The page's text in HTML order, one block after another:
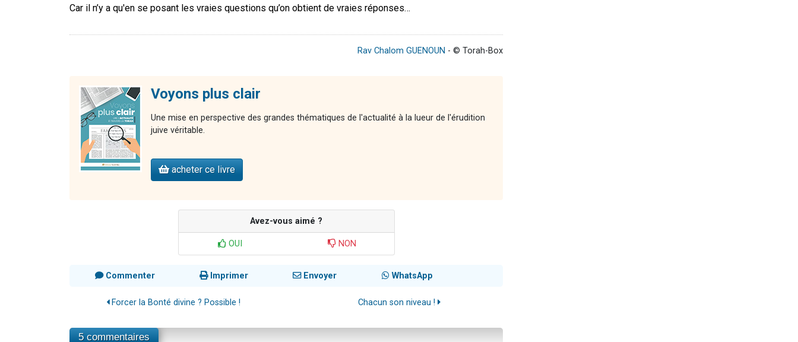
Car il n’y a qu'en se posant les vraies questions qu’on obtient de vraies réponses…
Rav Chalom GUENOUN - © Torah-Box
Voyons plus clair
Une mise en perspective des grandes thématiques de l'actualité à la lueur de l'érudition
juive véritable.
acheter ce livre
Avez-vous aimé ?
OUI NON
Commenter Imprimer Envoyer WhatsApp
Forcer la Bonté divine ? Possible ! Chacun son niveau !
5 commentaires